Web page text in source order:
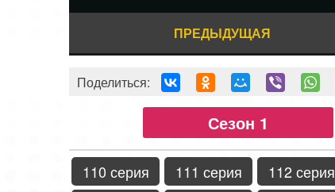
ПРЕДЫДУЩАЯ
Поделиться:
Сезон 1
110 серия 111 серия 112 серия